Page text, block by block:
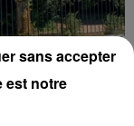
est notre
sans accepter